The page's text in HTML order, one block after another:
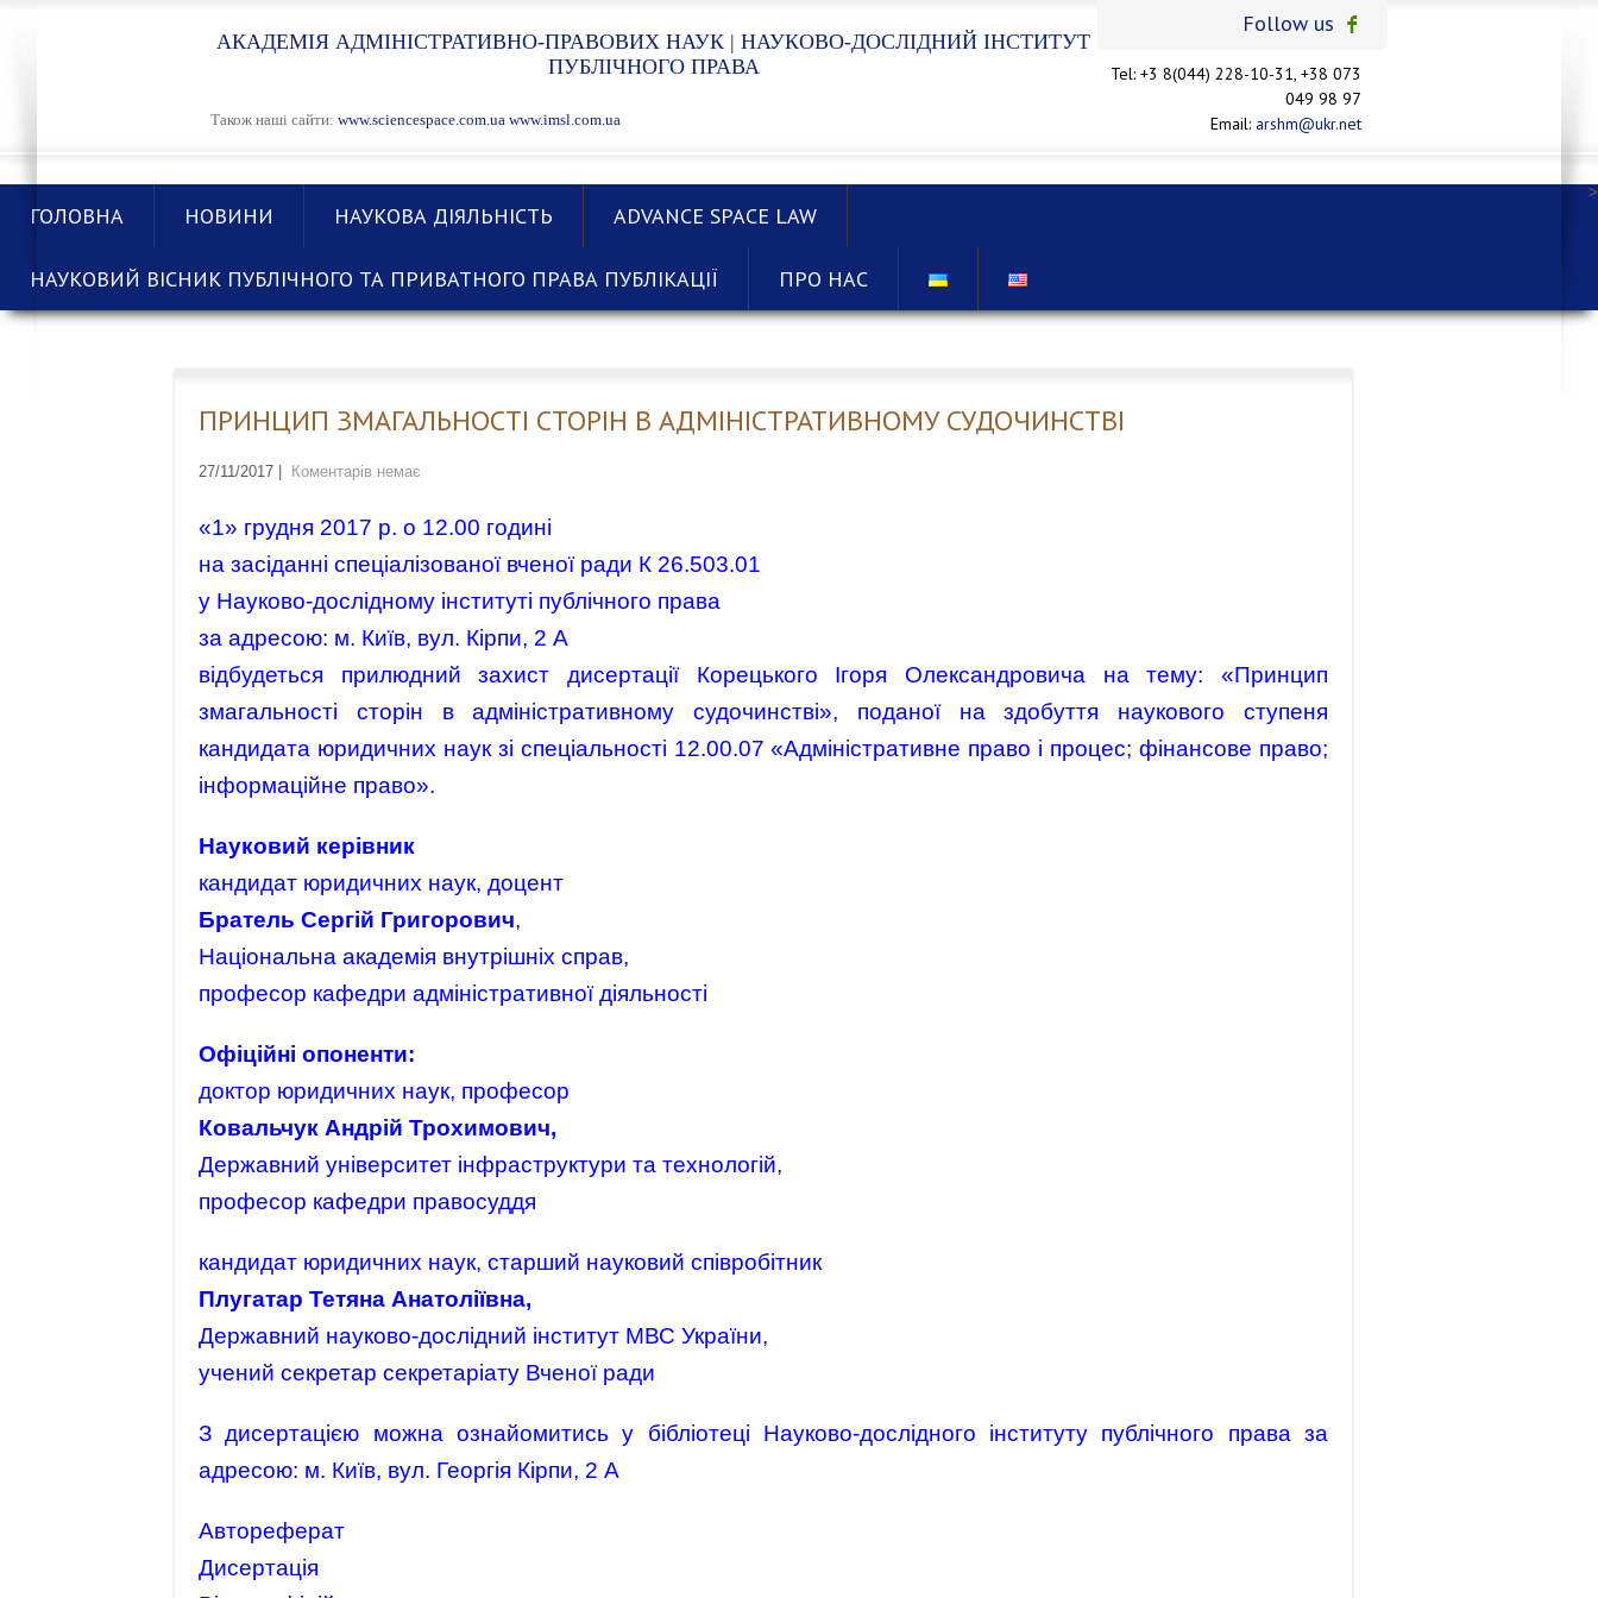
АКАДЕМІЯ АДМІНІСТРАТИВНО-ПРАВОВИХ НАУК | НАУКОВО-ДОСЛІДНИЙ ІНСТИТУТ
ПУБЛІЧНОГО ПРАВА
Також наші сайти: www.sciencespace.com.ua www.imsl.com.ua
Follow us
Tel: +3 8(044) 228-10-31, +38 073
049 98 97
Email: arshm@ukr.net
ГОЛОВНА НОВИНИ НАУКОВА ДІЯЛЬНІСТЬ ADVANCE SPACE LAW
НАУКОВИЙ ВІСНИК ПУБЛІЧНОГО ТА ПРИВАТНОГО ПРАВА ПУБЛІКАЦІЇ ПРО НАС
>
ПРИНЦИП ЗМАГАЛЬНОСТІ СТОРІН В АДМІНІСТРАТИВНОМУ СУДОЧИНСТВІ
27/11/2017 Коментарів немає
«1» грудня 2017 р. о 12.00 годині
на засіданні спеціалізованої вченої ради К 26.503.01
у Науково-дослідному інституті публічного права
за адресою: м. Київ, вул. Кірпи, 2 А
відбудеться прилюдний захист дисертації Корецького Ігоря Олександровича на тему: «Принцип
змагальності сторін в адміністративному судочинстві», поданої на здобуття наукового ступеня
кандидата юридичних наук зі спеціальності 12.00.07 «Адміністративне право і процес; фінансове право;
інформаційне право».
Науковий керівник
кандидат юридичних наук, доцент
Братель Сергій Григорович,
Національна академія внутрішніх справ,
професор кафедри адміністративної діяльності
Офіційні опоненти:
доктор юридичних наук, професор
Ковальчук Андрій Трохимович,
Державний університет інфраструктури та технологій,
професор кафедри правосуддя
кандидат юридичних наук, старший науковий співробітник
Плугатар Тетяна Анатоліївна,
Державний науково-дослідний інститут МВС України,
учений секретар секретаріату Вченої ради
З дисертацією можна ознайомитись у бібліотеці Науково-дослідного інституту публічного права за
адресою: м. Київ, вул. Георгія Кірпи, 2 А
Автореферат
Дисертація